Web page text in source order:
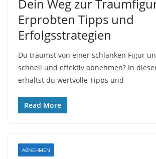
Dein Weg zur
Erprobten Tipps und
Erfolgsstrategien
Du träumst von einer schlanken Figur
schnell und effektiv abnehmen? In
erhältst du wertvolle Tipps und
Read More
ABNEHMEN